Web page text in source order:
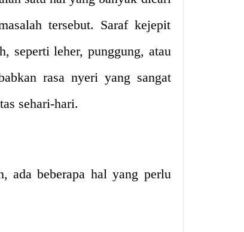
tersebut. Saraf kejepit
seperti leher, punggung, atau
rasa nyeri yang sangat
sehari-hari.
ada beberapa hal yang perlu